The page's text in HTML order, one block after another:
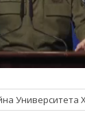
Университета